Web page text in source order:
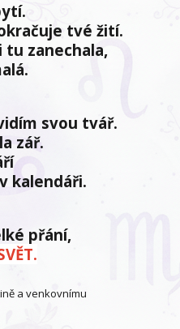
tvé žití.
zanechala,
svou tvář.
zář.
kalendáři.
přání,